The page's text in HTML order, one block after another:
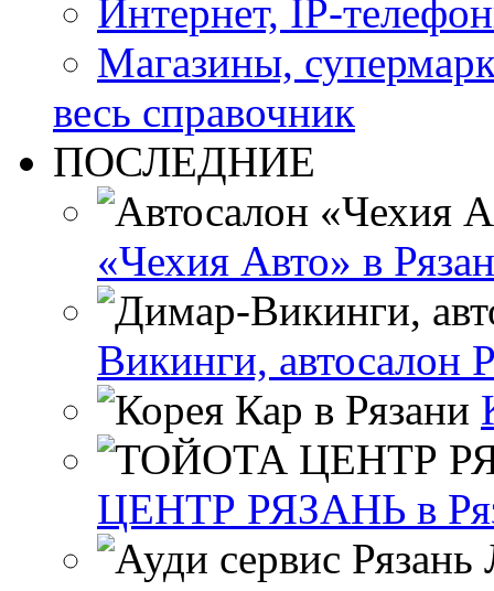
Интернет, IP-
Магазины,
весь справочник
ПОСЛЕДНИЕ
«Чехия Авто» в
Викинги, автосалон
ЦЕНТР РЯЗАНЬ в